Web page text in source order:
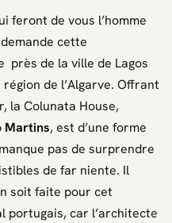
feront de vous l’homme
cette
près de la ville de Lagos
de l’Algarve. Offrant
la Colunata House,
Martins, est d’une forme
pas de surprendre
de far niente. Il
soit faite pour cet
portugais, car l’architecte